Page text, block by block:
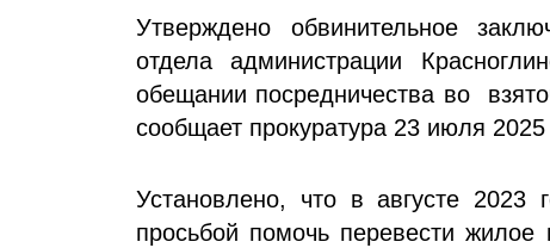
Утверждено обвинительное
отдела администрации
обещании посредничества во
сообщает прокуратура 23 июля 2025
Установлено, что в августе 2023
просьбой помочь перевести